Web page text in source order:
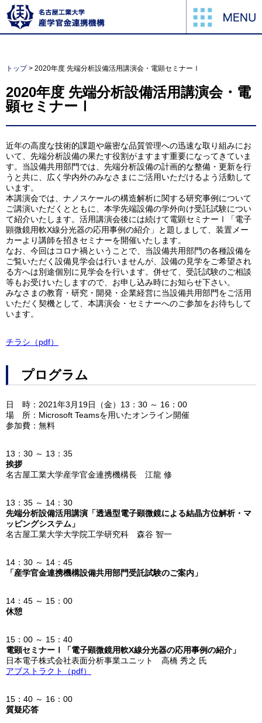
トップ> 2020年度 先端分析設備活用講演会・電顕セミナーⅠ
2020年度 先端分析設備活用講演会・電
顕セミナーⅠ
近年の高度な技術的課題や厳密な品質管理への迅速な取り組みにお
いて、先端分析設備の果たす役割がますます重要になってきていま
す。当設備共用部門では、先端分析設備の計画的な整備・更新を行
うと共に、広く学内外のみなさまにご活用いただけるよう活動して
います。
本講演会では、ナノスケールの構造解析に関する研究事例について
ご講演いただくとともに、本学先端設備の学外向け受託試験につい
て紹介いたします。活用講演会後には続けて電顕セミナーⅠ「電子
顕微鏡用軟X線分光器の応用事例の紹介」と題しまして、装置メー
カーより講師を招きセミナーを開催いたします。
なお、今回はコロナ禍ということで、当設備共用部門の各種設備を
ご覧いただく設備見学会は行いませんが、設備の見学をご希望され
る方へは別途個別に見学会を行います。併せて、受託試験のご相談
等もお受けいたしますので、お申し込み時にお知らせ下さい。
みなさまの教育・研究・開発・企業経営に当設備共用部門をご活用
いただく契機として、本講演会・セミナーへのご参加をお待ちして
います。
チラシ（pdf）
プログラム
日 時：2021年3月19日（金）13：30 ～ 16：00
場 所：Microsoft Teamsを用いたオンライン開催
参加費：無料
13：30 ～ 13：35
挨拶
名古屋工業大学産学官金連携機構長 江龍 修
13：35 ～ 14：30
先端分析設備活用講演「透過型電子顕微鏡による結晶方位解析・マ
ッピングシステム」
名古屋工業大学大学院工学研究科 森谷 智一
14：30 ～ 14：45
「産学官金連携機構設備共用部門受託試験のご案内」
14：45 ～ 15：00
休憩
15：00 ～ 15：40
電顕セミナーⅠ「電子顕微鏡用軟X線分光器の応用事例の紹介」
日本電子株式会社表面分析事業ユニット 高橋 秀之 氏
アブストラクト（pdf）
15：40 ～ 16：00
質疑応答